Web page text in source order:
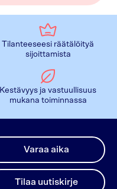
Tilanteeseesi räätälöityä
sijoittamista
Kestävyys ja vastuullisuus
mukana toiminnassa
Varaa aika
Tilaa uutiskirje